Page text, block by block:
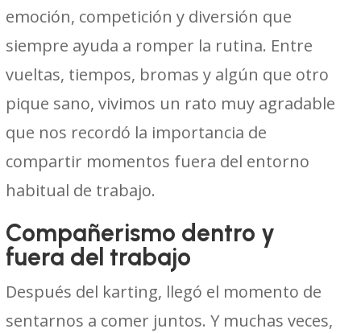
emoción, competición y diversión que
siempre ayuda a romper la rutina. Entre
vueltas, tiempos, bromas y algún que otro
pique sano, vivimos un rato muy agradable
que nos recordó la importancia de
compartir momentos fuera del entorno
habitual de trabajo.
Compañerismo dentro y
fuera del trabajo
Después del karting, llegó el momento de
sentarnos a comer juntos. Y muchas veces,